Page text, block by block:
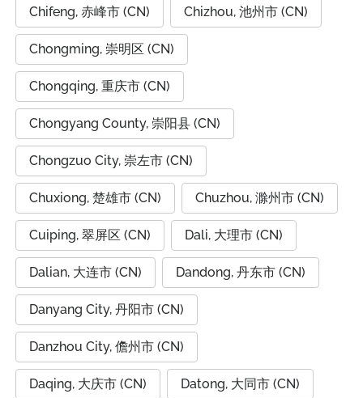
Chifeng, 赤峰市 (CN) Chizhou, 池州市 (CN)
Chongming, 崇明区 (CN)
Chongqing, 重庆市 (CN)
Chongyang County, 崇阳县 (CN)
Chongzuo City, 崇左市 (CN)
Chuxiong, 楚雄市 (CN) Chuzhou, 滁州市 (CN)
Cuiping, 翠屏区 (CN) Dali, 大理市 (CN)
Dalian, 大连市 (CN) Dandong, 丹东市 (CN)
Danyang City, 丹阳市 (CN)
Danzhou City, 儋州市 (CN)
Daqing, 大庆市 (CN) Datong, 大同市 (CN)